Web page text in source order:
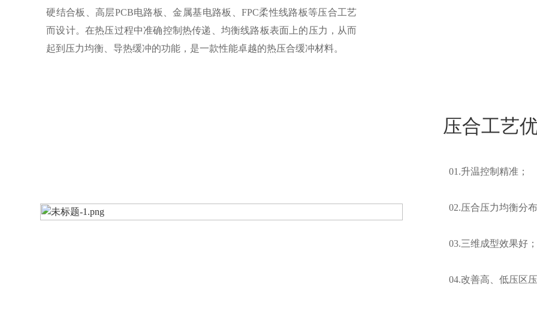
硬结合板、高层PCB电路板、金属基电路板、FPC柔性线路板等压合工艺
而设计。在热压过程中准确控制热传递、均衡线路板表面上的压力，从而
起到压力均衡、导热缓冲的功能，是一款性能卓越的热压合缓冲材料。
压合工艺
01.升温控制精准；
02.压合压力均衡分布
03.三维成型效果好；
04.改善高、低压区